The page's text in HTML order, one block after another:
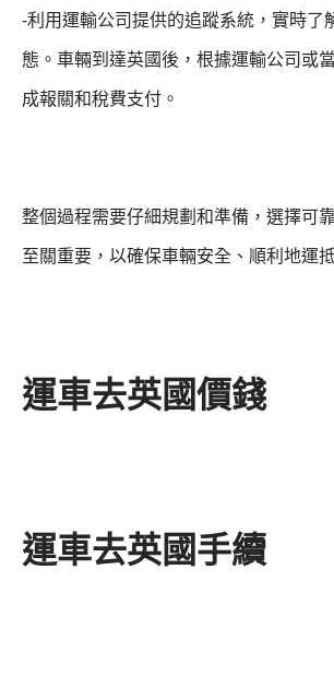
-利用運輸公司提供的追蹤系統，實時了
態。 車輛到達英國後，根據運輸公司或
成報關和稅費支付。
整個過程需要仔細規劃和準備，選擇可
至關重要，以確保車輛安全、順利地運
運車去英國價錢
運車去英國手續